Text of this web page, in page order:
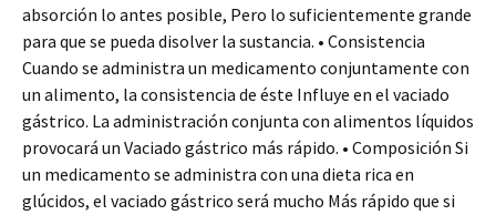
absorción lo antes posible, Pero lo suficientemente grande
para que se pueda disolver la sustancia. • Consistencia
Cuando se administra un medicamento conjuntamente con
un alimento, la consistencia de éste Influye en el vaciado
gástrico. La administración conjunta con alimentos líquidos
provocará un Vaciado gástrico más rápido. • Composición Si
un medicamento se administra con una dieta rica en
glúcidos, el vaciado gástrico será mucho Más rápido que si